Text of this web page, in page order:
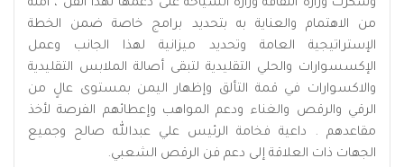
وشكرت وزارة الثقافة وزارة السياحة على دعمها لهذا الفن ، آملة
من الاهتمام والعناية به بتحديد برامج خاصة ضمن الخطة
الإستراتيجية العامة وتحديد ميزانية لهذا الجانب وعمل
الإكسسوارات والحلي التقليدية لتبقى أصالة الملابس التقليدية
والاكسوارات في قمة التألق وإظهار اليمن بمستوى عالٍ من
الرقي والرقص والغناء ودعم المواهب وإعطائهم الفرصة لأخذ
مقاعدهم . داعية فخامة الرئيس علي عبدالله صالح وجميع
الجهات ذات العلاقة إلى دعم فن الرقص الشعبي.